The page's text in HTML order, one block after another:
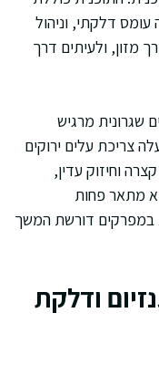
דלקתי, וניהול
מזון, ולעיתים דרך
שגרונית מרגיש
צריכת עלים ירוקים
וחיזוק עדין,
מתאר פחות
במפרקים דורשת המשך
ודלקת